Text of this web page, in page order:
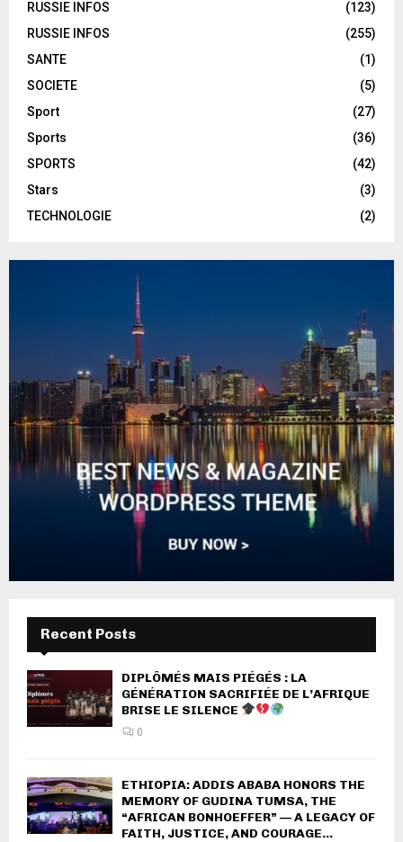
RUSSIE INFOS
(123)
RUSSIE INFOS
(255)
SANTE
(1)
SOCIETE
(5)
Sport
(27)
Sports
(36)
SPORTS
(42)
Stars
(3)
TECHNOLOGIE
(2)
Recent Posts
DIPLÔMÉS MAIS PIÉGÉS : LA
GÉNÉRATION SACRIFIÉE DE L’AFRIQUE
BRISE LE SILENCE
0
ETHIOPIA: ADDIS ABABA HONORS THE
MEMORY OF GUDINA TUMSA, THE
“AFRICAN BONHOEFFER” — A LEGACY OF
FAITH, JUSTICE, AND COURAGE...